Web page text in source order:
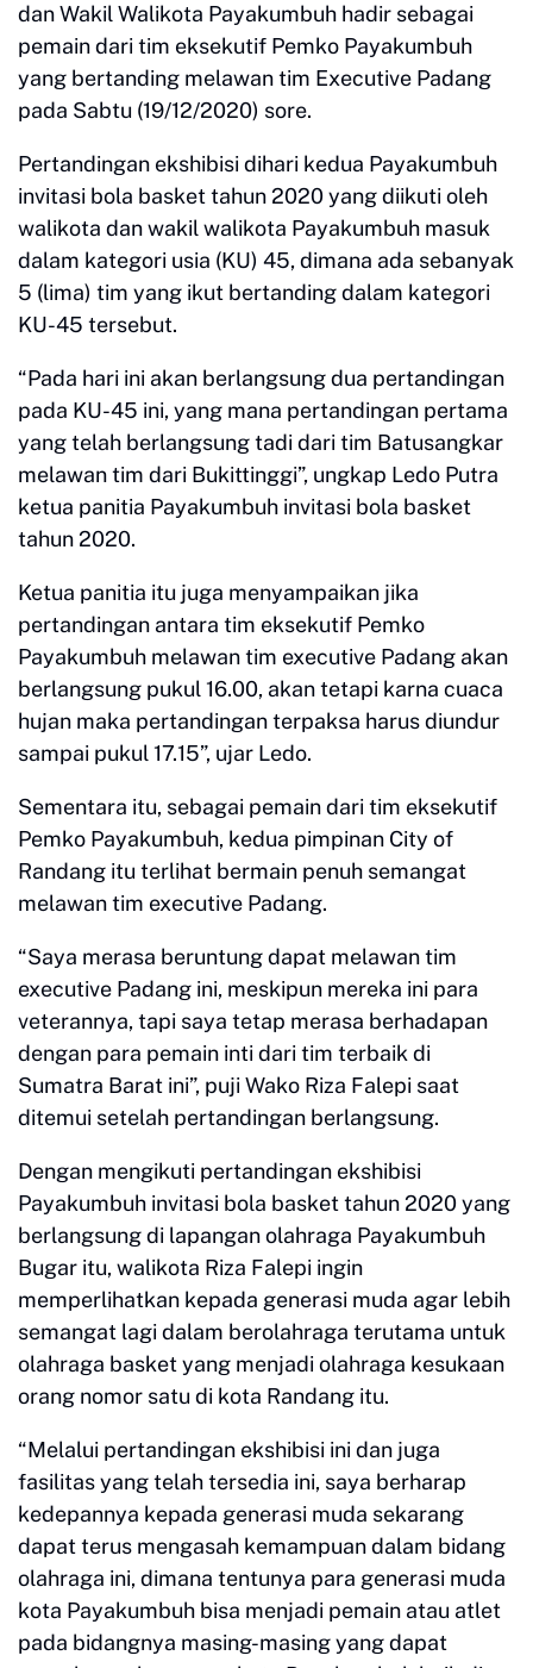
dan Wakil Walikota Payakumbuh hadir sebagai
pemain dari tim eksekutif Pemko Payakumbuh
yang bertanding melawan tim Executive Padang
pada Sabtu (19/12/2020) sore.
Pertandingan ekshibisi dihari kedua Payakumbuh
invitasi bola basket tahun 2020 yang diikuti oleh
walikota dan wakil walikota Payakumbuh masuk
dalam kategori usia (KU) 45, dimana ada sebanyak
5 (lima) tim yang ikut bertanding dalam kategori
KU-45 tersebut.
“Pada hari ini akan berlangsung dua pertandingan
pada KU-45 ini, yang mana pertandingan pertama
yang telah berlangsung tadi dari tim Batusangkar
melawan tim dari Bukittinggi”, ungkap Ledo Putra
ketua panitia Payakumbuh invitasi bola basket
tahun 2020.
Ketua panitia itu juga menyampaikan jika
pertandingan antara tim eksekutif Pemko
Payakumbuh melawan tim executive Padang akan
berlangsung pukul 16.00, akan tetapi karna cuaca
hujan maka pertandingan terpaksa harus diundur
sampai pukul 17.15”, ujar Ledo.
Sementara itu, sebagai pemain dari tim eksekutif
Pemko Payakumbuh, kedua pimpinan City of
Randang itu terlihat bermain penuh semangat
melawan tim executive Padang.
“Saya merasa beruntung dapat melawan tim
executive Padang ini, meskipun mereka ini para
veterannya, tapi saya tetap merasa berhadapan
dengan para pemain inti dari tim terbaik di
Sumatra Barat ini”, puji Wako Riza Falepi saat
ditemui setelah pertandingan berlangsung.
Dengan mengikuti pertandingan ekshibisi
Payakumbuh invitasi bola basket tahun 2020 yang
berlangsung di lapangan olahraga Payakumbuh
Bugar itu, walikota Riza Falepi ingin
memperlihatkan kepada generasi muda agar lebih
semangat lagi dalam berolahraga terutama untuk
olahraga basket yang menjadi olahraga kesukaan
orang nomor satu di kota Randang itu.
“Melalui pertandingan ekshibisi ini dan juga
fasilitas yang telah tersedia ini, saya berharap
kedepannya kepada generasi muda sekarang
dapat terus mengasah kemampuan dalam bidang
olahraga ini, dimana tentunya para generasi muda
kota Payakumbuh bisa menjadi pemain atau atlet
pada bidangnya masing-masing yang dapat